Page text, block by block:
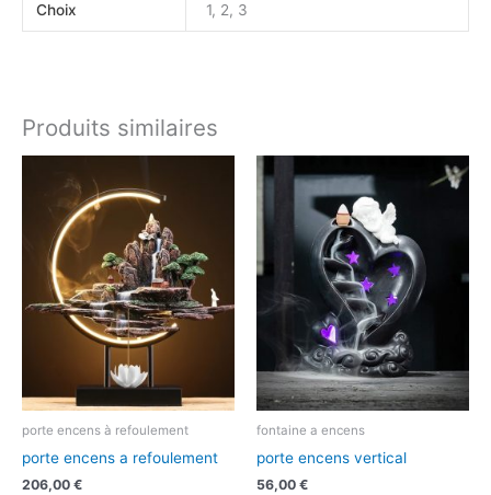
Choix 1, 2, 3
Produits similaires
porte encens à refoulement
porte encens a refoulement
206,00 €
fontaine a encens
porte encens vertical
56,00 €